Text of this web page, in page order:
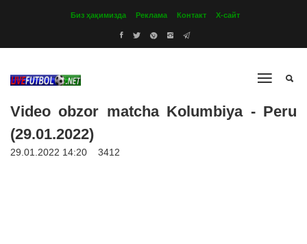
Биз ҳақимизда Реклама Контакт Х-сайт
Video obzor matcha Kolumbiya - Peru
(29.01.2022)
29.01.2022 14:20 3412